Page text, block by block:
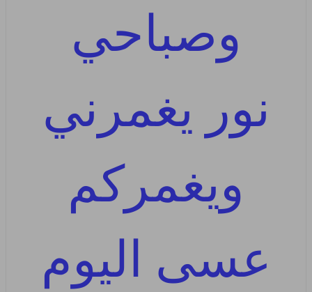
وصباحي
نور يغمرني
ويغمركم
عسى اليوم